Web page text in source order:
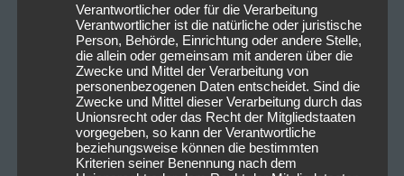
Verantwortlicher oder für die Verarbeitung
Verantwortlicher ist die natürliche oder juristische
Person, Behörde, Einrichtung oder andere Stelle,
die allein oder gemeinsam mit anderen über die
Zwecke und Mittel der Verarbeitung von
personenbezogenen Daten entscheidet. Sind die
Zwecke und Mittel dieser Verarbeitung durch das
Unionsrecht oder das Recht der Mitgliedstaaten
vorgegeben, so kann der Verantwortliche
beziehungsweise können die bestimmten
Kriterien seiner Benennung nach dem